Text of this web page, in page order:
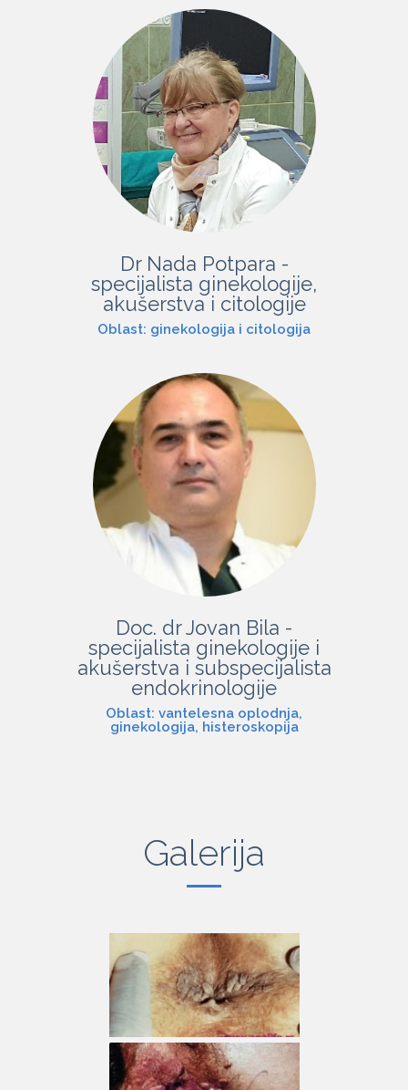
Dr Nada Potpara -
specijalista ginekologije,
akušerstva i citologije
Oblast: ginekologija i citologija
Doc. dr Jovan Bila -
specijalista ginekologije i
akušerstva i subspecijalista
endokrinologije
Oblast: vantelesna oplodnja,
ginekologija, histeroskopija
Galerija